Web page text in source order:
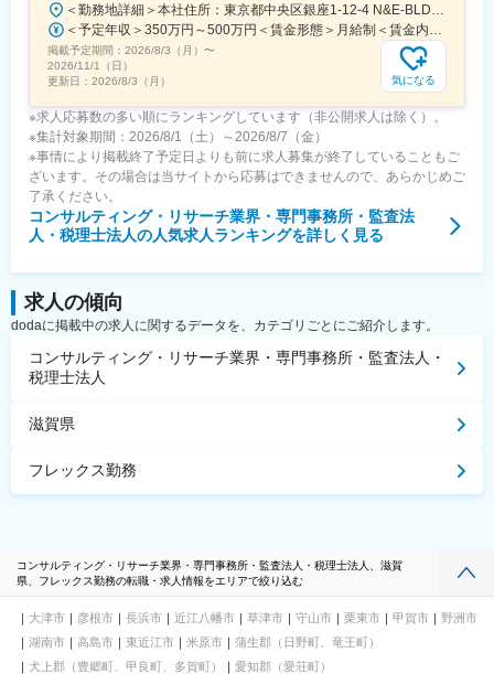
掲載予定期間： 2026/8/3（月） 〜
2026/11/1（日）
更新日： 2026/8/3（月） 気になる
※求人応募数の多い順にランキングしています（非公開求人は除く）。
※集計対象期間：2026/8/1（土）～2026/8/7（金）
※事情により掲載終了予定日よりも前に求人募集が終了していることもご
ざいます。その場合は当サイトから応募はできませんので、あらかじめご
了承ください。
コンサルティング・リサーチ業界・専門事務所・監査法
人・税理士法人の人気求人ランキングを詳しく見る
求人の傾向
dodaに掲載中の求人に関するデータを、カテゴリごとにご紹介します。
コンサルティング・リサーチ業界・専門事務所・監査法人・
税理士法人
滋賀県
フレックス勤務
コンサルティング・リサーチ業界・専門事務所・監査法人・税理士法人、滋賀
県、フレックス勤務の転職・求人情報をエリアで絞り込む
大津市 彦根市 長浜市 近江八幡市 草津市 守山市 栗東市 甲賀市
野洲市
湖南市
高島市 東近江市 米原市
蒲生郡（日野町、竜王町）
犬上郡（豊郷町、甲良町、多賀町）
愛知郡（愛荘町）